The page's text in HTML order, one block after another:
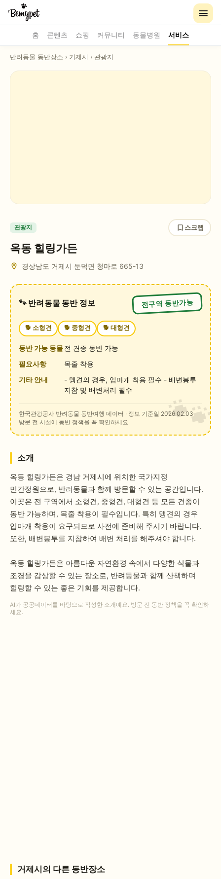
홈 콘텐츠 쇼핑 커뮤니티 동물병원 서비스
반려동물 동반장소 › 거제시 › 관광지
관광지 스크랩
옥동 힐링가든
경상남도 거제시 둔덕면 청마로 665-13
🐾 반려동물 동반 정보 전구역 동반가능
🐕 소형견 🐕 중형견 🐕 대형견
동반 가능 동물전 견종 동반 가능
필요사항
목줄 착용
기타 안내
- 맹견의 경우, 입마개 착용 필수 - 배변봉투
지참 및 배변처리 필수
한국관광공사 반려동물 동반여행 데이터 · 정보 기준일 2026.02.03
방문 전 시설에 동반 정책을 꼭 확인하세요
소개
옥동 힐링가든은 경남 거제시에 위치한 국가지정
민간정원으로, 반려동물과 함께 방문할 수 있는 공간입니다.
이곳은 전 구역에서 소형견, 중형견, 대형견 등 모든 견종이
동반 가능하며, 목줄 착용이 필수입니다. 특히 맹견의 경우
입마개 착용이 요구되므로 사전에 준비해 주시기 바랍니다.
또한, 배변봉투를 지참하여 배변 처리를 해주셔야 합니다.
옥동 힐링가든은 아름다운 자연환경 속에서 다양한 식물과
조경을 감상할 수 있는 장소로, 반려동물과 함께 산책하며
힐링할 수 있는 좋은 기회를 제공합니다.
AI가 공공데이터를 바탕으로 작성한 소개예요. 방문 전 동반 정책을 꼭 확인하
세요.
거제시 의 다른 동반장소